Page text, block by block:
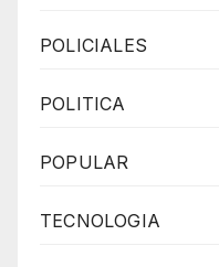
POLICIALES
POLITICA
POPULAR
TECNOLOGIA